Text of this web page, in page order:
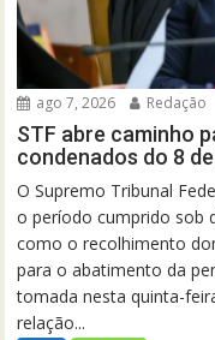
ago 7, 2026 Redação
STF abre caminho
condenados do 8
O Supremo Tribunal
o período cumprido sob
como o recolhimento
para o abatimento da
tomada nesta quinta-
relação...